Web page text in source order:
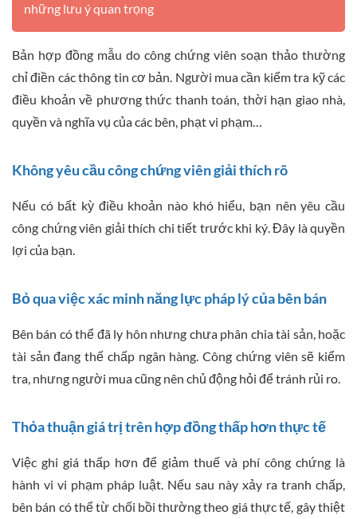
những lưu ý quan trọng
Bản hợp đồng mẫu do công chứng viên soạn thảo thường
chỉ điền các thông tin cơ bản. Người mua cần kiểm tra kỹ các
điều khoản về phương thức thanh toán, thời hạn giao nhà,
quyền và nghĩa vụ của các bên, phạt vi phạm…
Không yêu cầu công chứng viên giải thích rõ
Nếu có bất kỳ điều khoản nào khó hiểu, bạn nên yêu cầu
công chứng viên giải thích chi tiết trước khi ký. Đây là quyền
lợi của bạn.
Bỏ qua việc xác minh năng lực pháp lý của bên bán
Bên bán có thể đã ly hôn nhưng chưa phân chia tài sản, hoặc
tài sản đang thế chấp ngân hàng. Công chứng viên sẽ kiểm
tra, nhưng người mua cũng nên chủ động hỏi để tránh rủi ro.
Thỏa thuận giá trị trên hợp đồng thấp hơn thực tế
Việc ghi giá thấp hơn để giảm thuế và phí công chứng là
hành vi vi phạm pháp luật. Nếu sau này xảy ra tranh chấp,
bên bán có thể từ chối bồi thường theo giá thực tế, gây thiệt